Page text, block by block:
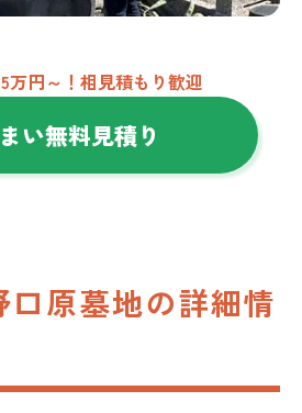
万円～！相見積もり歓迎
い無料見積り
口原墓地の詳細情